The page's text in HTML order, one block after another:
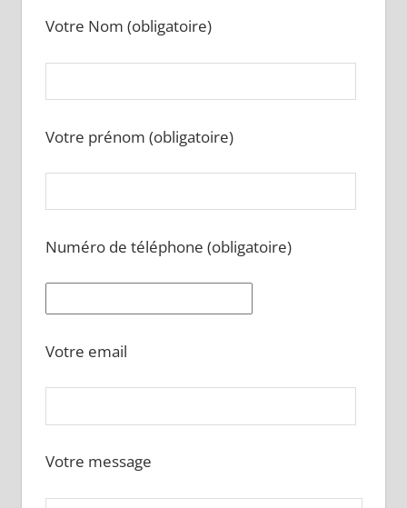
Votre Nom (obligatoire)
Votre prénom (obligatoire)
Numéro de téléphone (obligatoire)
Votre email
Votre message